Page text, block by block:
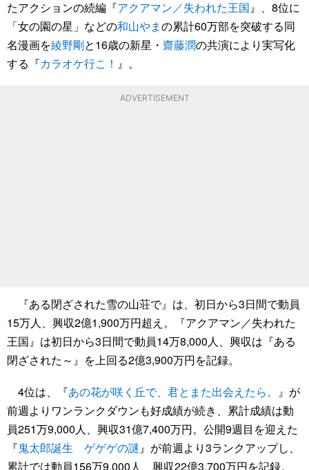
たアクションの続編『アクアマン／失われた王国』、8位に
「女の園の星」などの和山やまの累計60万部を突破する同
名漫画を綾野剛と16歳の新星・ 齋藤潤の共演により実写化
する『カラオケ行こ！ 』。
ADVERTISEMENT
『ある閉ざされた雪の山荘で』は、初日から3日間で動員
15万人、興収2億1,900万円超え。『アクアマン／失われた
王国』は初日から3日間で動員14万8,000人、興収は『ある
閉ざされた～』を上回る2億3,900万円を記録。
4位は、『あの花が咲く丘で、君とまた出会えたら。 』が
前週よりワンランクダウンも好成績が続き、累計成績は動
員251万9,000人、興収31億7,400万円。公開9週目を迎えた
『鬼太郎誕生 ゲゲゲの謎』が前週より3ランクアップし、
累計では動員156万9,000人、興収22億3,700万円を記録。